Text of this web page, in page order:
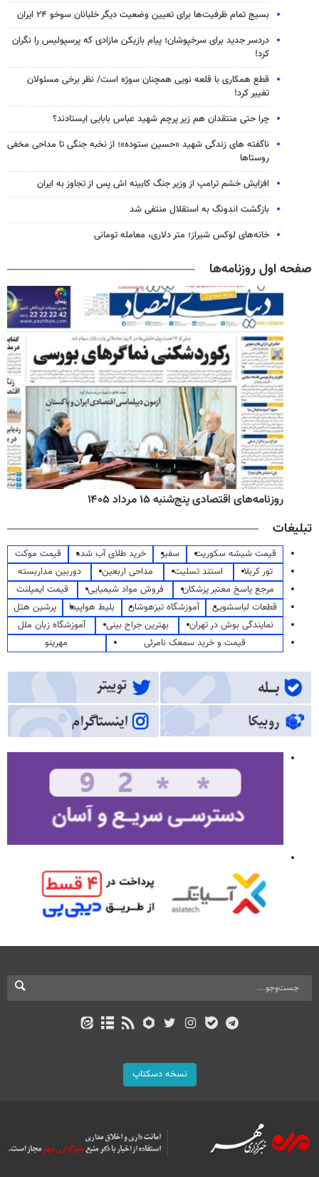
بسیج تمام ظرفیت‌ها برای تعیین وضعیت دیگر خلبانان سوخو ۲۴ ایران
دردسر جدید برای سرخپوشان؛ پیام بازیکن مازادی که پرسپولیس را نگران
کرد!
قطع همکاری با قلعه نویی همچنان سوژه است/ نظر برخی مسئولان
تغییر کرد!
چرا حتی منتقدان هم زیر پرچم شهید عباس بابایی ایستادند؟
ناگفته های زندگی شهید «حسین ستوده»؛ از نخبه جنگی تا مداحی مخفی
روستاها
افزایش خشم ترامپ از وزیر جنگ کابینه اش پس از تجاوز به ایران
بازگشت اندونگ به استقلال منتفی شد
خانه‌های لوکس شیراز؛ متر دلاری، معامله تومانی
صفحه اول روزنامه‌ها
روزنامه‌های اقتصادی پنج‌شنبه ۱۵ مرداد ۱۴۰۵
تبلیغات
قیمت شیشه سکوریت سفیر خرید طلای آب شده
قیمت موکت
تور کربلا
استند تسلیت مداحی اربعین
دوربین مداربسته
مرجع پاسخ معتبر پزشکان
فروش مواد شیمیایی
قیمت ایمپلنت
قطعات لباسشویی
آموزشگاه تیزهوشان بلیط هواپیما
پرشین هتل
نمایندگی بوش در تهران
بهترین جراح بینی
آموزشگاه زبان ملل
قیمت و خرید سمعک نامرئی
مهرینو
نسخه دسکتاپ